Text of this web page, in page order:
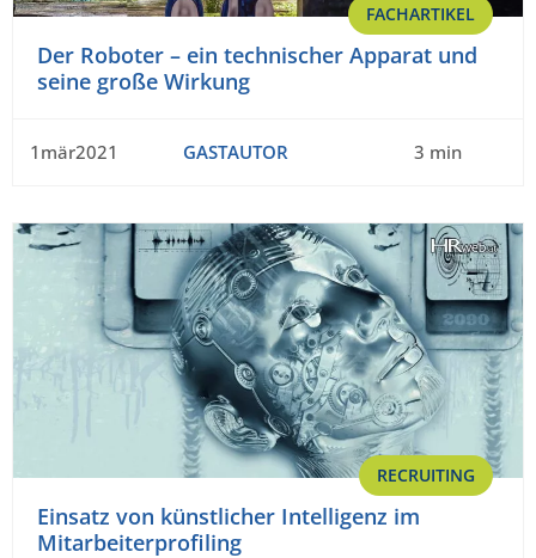
FACHARTIKEL
Der Roboter – ein technischer Apparat und
seine große Wirkung
1mär2021 GASTAUTOR 3 min
RECRUITING
Einsatz von künstlicher Intelligenz im
Mitarbeiterprofiling